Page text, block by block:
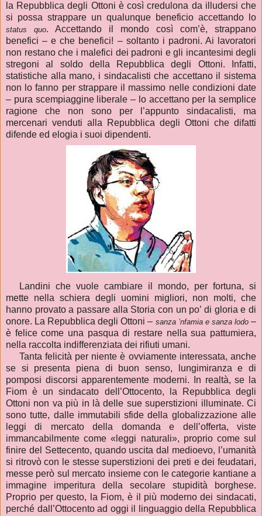
la Repubblica degli Ottoni è così credulona da illudersi che
si possa strappare un qualunque beneficio accettando lo
status quo. Accettando il mondo così com’è, strappano
benefici – e che benefici! – soltanto i padroni. Ai lavoratori
non restano che i malefici dei padroni e gli incantesimi degli
stregoni al soldo della Repubblica degli Ottoni. Infatti,
statistiche alla mano, i sindacalisti che accettano il sistema
non lo fanno per strappare il massimo nelle condizioni date
– pura scempiaggine liberale – lo accettano per la semplice
ragione che non sono per l’appunto sindacalisti, ma
mercenari venduti alla Repubblica degli Ottoni che difatti
difende ed elogia i suoi dipendenti.
Landini che vuole cambiare il mondo, per fortuna, si
mette nella schiera degli uomini migliori, non molti, che
hanno provato a passare alla Storia con un po’ di gloria e di
onore. La Repubblica degli Ottoni – sanza ’nfamia e sanza lodo–
è felice come una pasqua di restare nella sua pattumiera,
nella raccolta indifferenziata dei rifiuti umani.
Tanta felicità per niente è ovviamente interessata, anche
se si presenta piena di buon senso, lungimiranza e di
pomposi discorsi apparentemente moderni. In realtà, se la
Fiom è un sindacato dell’Ottocento, la Repubblica degli
Ottoni non va più in là delle sue superstizioni illuminate. Ci
sono tutte, dalle immutabili sfide della globalizzazione alle
leggi di mercato della domanda e dell’offerta, viste
immancabilmente come« leggi naturali», proprio come sul
finire del Settecento, quando uscita dal medioevo, l’umanità
si ritrovò con le stesse superstizioni dei preti e dei feudatari,
messe però sul mercato insieme con le categorie kantiane a
immagine imperitura della secolare stupidità borghese.
Proprio per questo, la Fiom, è il più moderno dei sindacati,
perché dall’Ottocento ad oggi il linguaggio della Repubblica